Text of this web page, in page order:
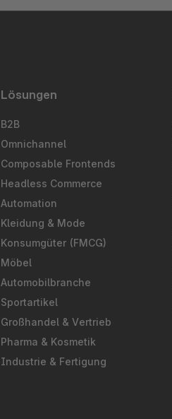
Lösungen
B2B
Omnichannel
Composable Frontends
Headless Commerce
Automation
Kleidung & Mode
Konsumgüter (FMCG)
Möbel
Automobilbranche
Sportartikel
Großhandel & Vertrieb
Pharma & Kosmetik
Industrie & Fertigung